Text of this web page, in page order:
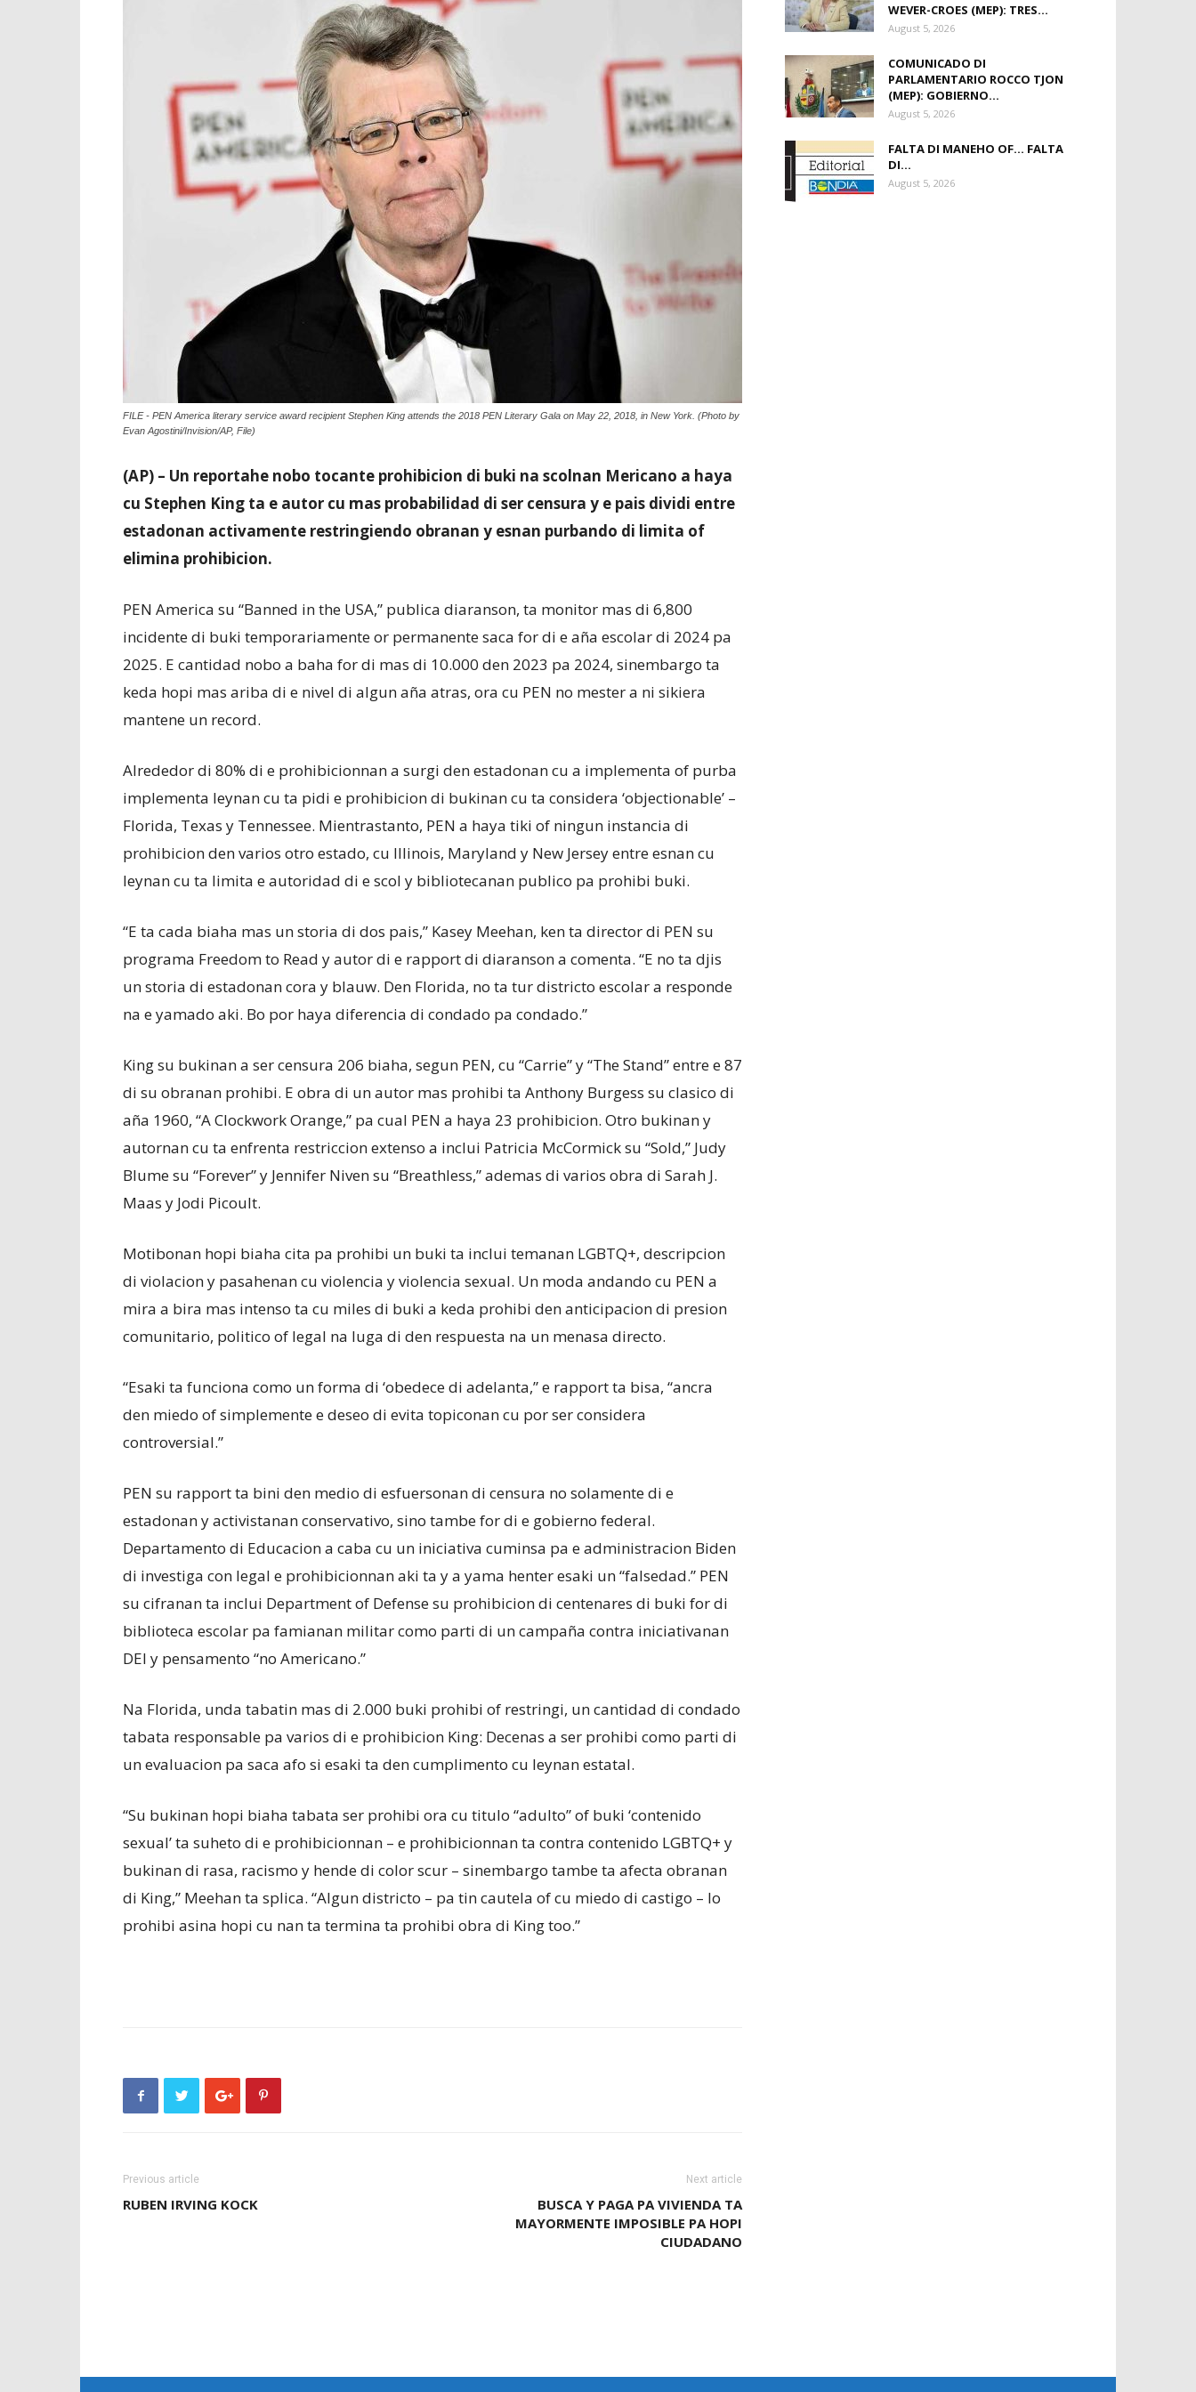
FILE - PEN America literary service award recipient Stephen King attends the 2018 PEN Literary Gala on May 22, 2018, in New York. (Photo by
Evan Agostini/Invision/AP, File)
(AP) – Un reportahe nobo tocante prohibicion di buki na scolnan Mericano a haya
cu Stephen King ta e autor cu mas probabilidad di ser censura y e pais dividi entre
estadonan activamente restringiendo obranan y esnan purbando di limita of
elimina prohibicion.
PEN America su “Banned in the USA,” publica diaranson, ta monitor mas di 6,800
incidente di buki temporariamente or permanente saca for di e aña escolar di 2024 pa
2025. E cantidad nobo a baha for di mas di 10.000 den 2023 pa 2024, sinembargo ta
keda hopi mas ariba di e nivel di algun aña atras, ora cu PEN no mester a ni sikiera
mantene un record.
Alrededor di 80% di e prohibicionnan a surgi den estadonan cu a implementa of purba
implementa leynan cu ta pidi e prohibicion di bukinan cu ta considera ‘objectionable’ –
Florida, Texas y Tennessee. Mientrastanto, PEN a haya tiki of ningun instancia di
prohibicion den varios otro estado, cu Illinois, Maryland y New Jersey entre esnan cu
leynan cu ta limita e autoridad di e scol y bibliotecanan publico pa prohibi buki.
“E ta cada biaha mas un storia di dos pais,” Kasey Meehan, ken ta director di PEN su
programa Freedom to Read y autor di e rapport di diaranson a comenta. “E no ta djis
un storia di estadonan cora y blauw. Den Florida, no ta tur districto escolar a responde
na e yamado aki. Bo por haya diferencia di condado pa condado.”
King su bukinan a ser censura 206 biaha, segun PEN, cu “Carrie” y “The Stand” entre e 87
di su obranan prohibi. E obra di un autor mas prohibi ta Anthony Burgess su clasico di
aña 1960, “A Clockwork Orange,” pa cual PEN a haya 23 prohibicion. Otro bukinan y
autornan cu ta enfrenta restriccion extenso a inclui Patricia McCormick su “Sold,” Judy
Blume su “Forever” y Jennifer Niven su “Breathless,” ademas di varios obra di Sarah J.
Maas y Jodi Picoult.
Motibonan hopi biaha cita pa prohibi un buki ta inclui temanan LGBTQ+, descripcion
di violacion y pasahenan cu violencia y violencia sexual. Un moda andando cu PEN a
mira a bira mas intenso ta cu miles di buki a keda prohibi den anticipacion di presion
comunitario, politico of legal na luga di den respuesta na un menasa directo.
“Esaki ta funciona como un forma di ‘obedece di adelanta,” e rapport ta bisa, “ancra
den miedo of simplemente e deseo di evita topiconan cu por ser considera
controversial.”
PEN su rapport ta bini den medio di esfuersonan di censura no solamente di e
estadonan y activistanan conservativo, sino tambe for di e gobierno federal.
Departamento di Educacion a caba cu un iniciativa cuminsa pa e administracion Biden
di investiga con legal e prohibicionnan aki ta y a yama henter esaki un “falsedad.” PEN
su cifranan ta inclui Department of Defense su prohibicion di centenares di buki for di
biblioteca escolar pa famianan militar como parti di un campaña contra iniciativanan
DEI y pensamento “no Americano.”
Na Florida, unda tabatin mas di 2.000 buki prohibi of restringi, un cantidad di condado
tabata responsable pa varios di e prohibicion King: Decenas a ser prohibi como parti di
un evaluacion pa saca afo si esaki ta den cumplimento cu leynan estatal.
“Su bukinan hopi biaha tabata ser prohibi ora cu titulo “adulto” of buki ‘contenido
sexual’ ta suheto di e prohibicionnan – e prohibicionnan ta contra contenido LGBTQ+ y
bukinan di rasa, racismo y hende di color scur – sinembargo tambe ta afecta obranan
di King,” Meehan ta splica. “Algun districto – pa tin cautela of cu miedo di castigo – lo
prohibi asina hopi cu nan ta termina ta prohibi obra di King too.”
Previous article
RUBEN IRVING KOCK
Next article
BUSCA Y PAGA PA VIVIENDA TA
MAYORMENTE IMPOSIBLE PA HOPI
CIUDADANO
WEVER-CROES (MEP): TRES...
August 5, 2026
COMUNICADO DI
PARLAMENTARIO ROCCO TJON
(MEP): GOBIERNO...
August 5, 2026
FALTA DI MANEHO OF… FALTA
DI...
August 5, 2026